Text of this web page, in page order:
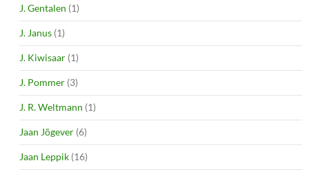
J. Gentalen (1)
J. Janus (1)
J. Kiwisaar (1)
J. Pommer (3)
J. R. Weltmann (1)
Jaan Jõgever (6)
Jaan Leppik (16)